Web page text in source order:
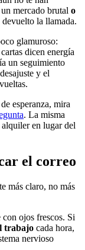
mercado brutal o
devuelto la llamada.
glamuroso:
dicen energía
un seguimiento
y el
esperanza, mira
. La misma
en lugar del
el correo
más claro, no más
ojos frescos. Si
trabajo cada hora,
nervioso